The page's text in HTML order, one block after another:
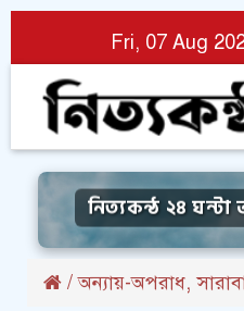
Fri, 07 Aug
নিত্যকন্ঠ ২৪
/অন্যায়-অপরাধ,